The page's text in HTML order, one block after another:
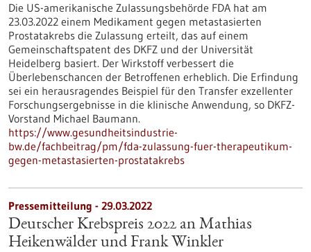
Die US-amerikanische Zulassungsbehörde FDA hat am
23.03.2022 einem Medikament gegen metastasierten
Prostatakrebs die Zulassung erteilt, das auf einem
Gemeinschaftspatent des DKFZ und der Universität
Heidelberg basiert. Der Wirkstoff verbessert die
Überlebenschancen der Betroffenen erheblich. Die Erfindung
sei ein herausragendes Beispiel für den Transfer exzellenter
Forschungsergebnisse in die klinische Anwendung, so DKFZ-
Vorstand Michael Baumann.
https://www.gesundheitsindustrie-
bw.de/fachbeitrag/pm/fda-zulassung-fuer-therapeutikum-
gegen-metastasierten-prostatakrebs
Pressemitteilung - 29.03.2022
Deutscher Krebspreis 2022 an Mathias
Heikenwälder und Frank Winkler